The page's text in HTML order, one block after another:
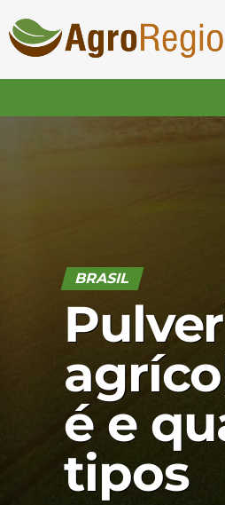
BRASIL
é e
tipos